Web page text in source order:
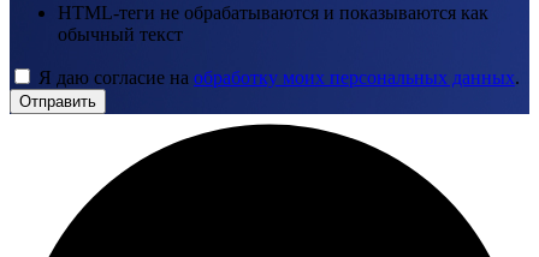
HTML-теги не обрабатываются и показываются как
обычный текст
Я даю согласие на обработку моих персональных данных.
Отправить